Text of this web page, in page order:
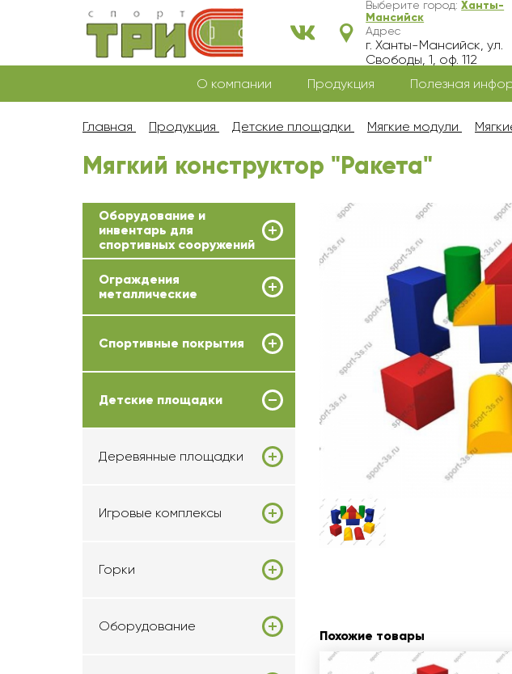
Выберите город:Ханты-
Мансийск
Адрес
г. Ханты-Мансийск, ул.
Свободы, 1, оф. 112
О компании Продукция Полезная
Главная Продукция Детские площадки Мягкие модули
Мягкий конструктор "Ракета"
Оборудование и
инвентарь для
спортивных сооружений
Ограждения
металлические
Спортивные покрытия
Детские площадки
Деревянные площадки
Игровые комплексы
Горки
Оборудование
Похожие товары